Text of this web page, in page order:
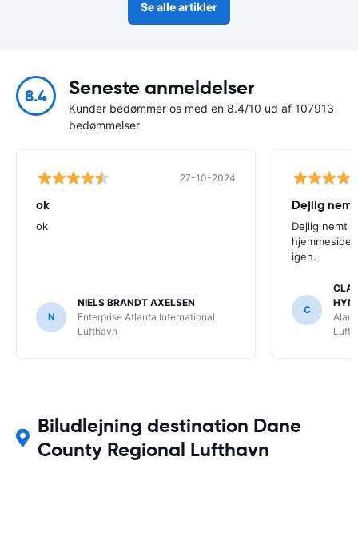
Se alle artikler
8.4 Seneste anmeldelser
Kunder bedømmer os med en 8.4/10 ud af 107913
bedømmelser
27-10-2024
ok
ok
N
NIELS BRANDT AXELSEN
Enterprise Atlanta International
Lufthavn
Dejlig
Dejlig nemt
igen.
C
Biludlejning destination Dane
County Regional Lufthavn